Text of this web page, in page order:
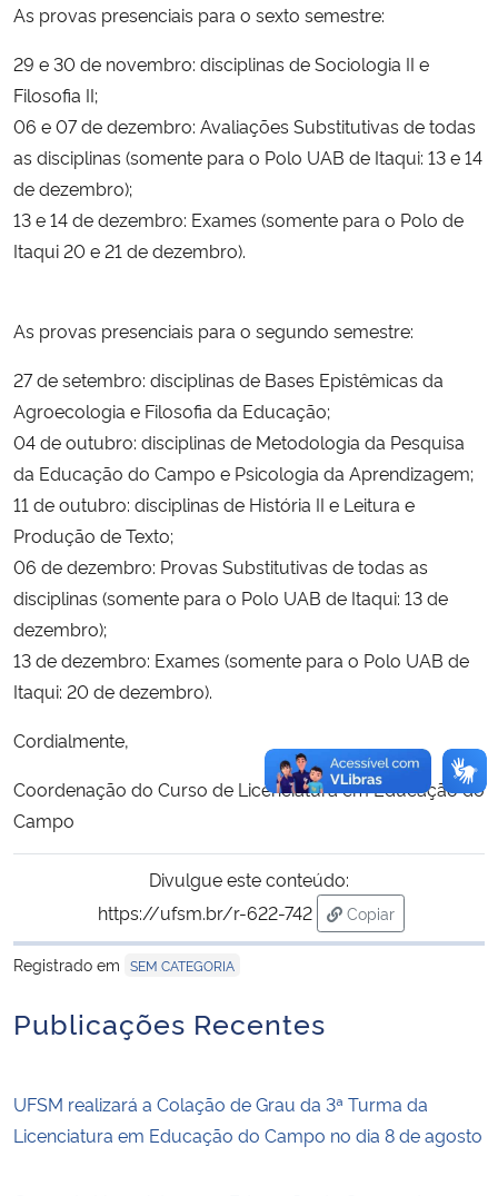
Banco Central do Brasil
Planalto
As provas presenciais para o sexto semestre:
29 e 30 de novembro: disciplinas de Sociologia II e
Filosofia II;
06 e 07 de dezembro: Avaliações Substitutivas de todas
as disciplinas (somente para o Polo UAB de Itaqui: 13 e 14
de dezembro);
13 e 14 de dezembro: Exames (somente para o Polo de
Itaqui 20 e 21 de dezembro).
As provas presenciais para o segundo semestre:
27 de setembro: disciplinas de Bases Epistêmicas da
Agroecologia e Filosofia da Educação;
04 de outubro: disciplinas de Metodologia da Pesquisa
da Educação do Campo e Psicologia da Aprendizagem;
11 de outubro: disciplinas de História II e Leitura e
Produção de Texto;
06 de dezembro: Provas Substitutivas de todas as
disciplinas (somente para o Polo UAB de Itaqui: 13 de
dezembro);
13 de dezembro: Exames (somente para o Polo UAB de
Itaqui: 20 de dezembro).
Cordialmente,
Coordenação do Curso de Licenciatura em Educação do
Campo
Divulgue este conteúdo:
https://ufsm.br/r-622-742
Copiar
para área de
Registrado em SEM CATEGORIA
Publicações Recentes
UFSM realizará a Colação de Grau da 3ª Turma da
Licenciatura em Educação do Campo no dia 8 de agosto